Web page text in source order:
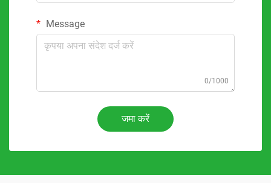
Message
0/1000
जमा करें